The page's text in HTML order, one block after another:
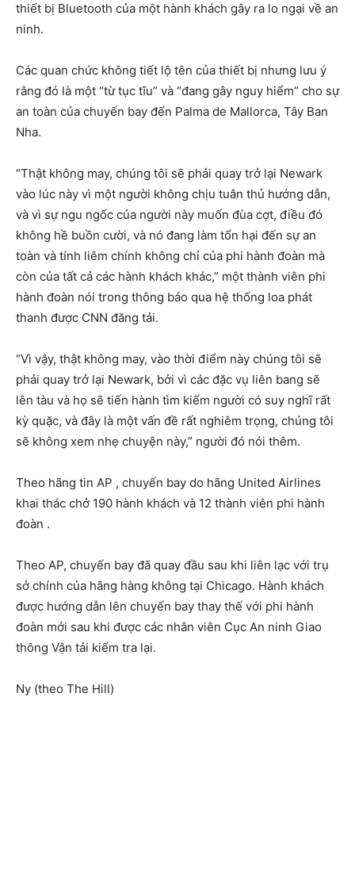
thiết bị Bluetooth của một hành khách gây ra lo ngại về an
ninh.
Các quan chức không tiết lộ tên của thiết bị nhưng lưu ý
rằng đó là một “từ tục tĩu” và “đang gây nguy hiểm” cho sự
an toàn của chuyến bay đến Palma de Mallorca, Tây Ban
Nha.
“Thật không may, chúng tôi sẽ phải quay trở lại Newark
vào lúc này vì một người không chịu tuân thủ hướng dẫn,
và vì sự ngu ngốc của người này muốn đùa cợt, điều đó
không hề buồn cười, và nó đang làm tổn hại đến sự an
toàn và tính liêm chính không chỉ của phi hành đoàn mà
còn của tất cả các hành khách khác,” một thành viên phi
hành đoàn nói trong thông báo qua hệ thống loa phát
thanh được CNN đăng tải.
“Vì vậy, thật không may, vào thời điểm này chúng tôi sẽ
phải quay trở lại Newark, bởi vì các đặc vụ liên bang sẽ
lên tàu và họ sẽ tiến hành tìm kiếm người có suy nghĩ rất
kỳ quặc, và đây là một vấn đề rất nghiêm trọng, chúng tôi
sẽ không xem nhẹ chuyện này,” người đó nói thêm.
Theo hãng tin AP , chuyến bay do hãng United Airlines
khai thác chở 190 hành khách và 12 thành viên phi hành
đoàn .
Theo AP, chuyến bay đã quay đầu sau khi liên lạc với trụ
sở chính của hãng hàng không tại Chicago. Hành khách
được hướng dẫn lên chuyến bay thay thế với phi hành
đoàn mới sau khi được các nhân viên Cục An ninh Giao
thông Vận tải kiểm tra lại.
Ny (theo The Hill)